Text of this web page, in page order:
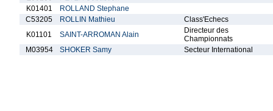
K01401
ROLLAND Stephane
C53205
ROLLIN Mathieu
Class'Echecs
K01101
SAINT-ARROMAN Alain
Directeur des
Championnats
M03954
SHOKER Samy Secteur International